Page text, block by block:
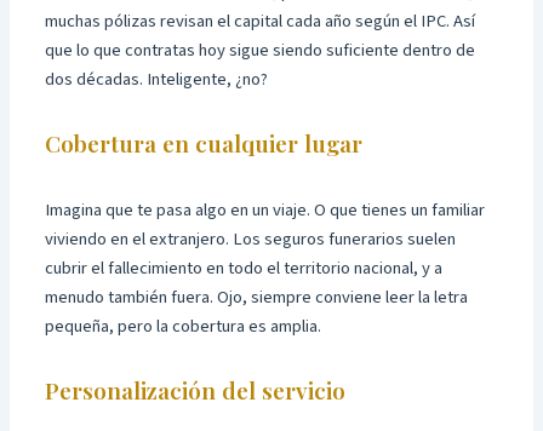
muchas pólizas revisan el capital cada año según el IPC. Así
que lo que contratas hoy sigue siendo suficiente dentro de
dos décadas. Inteligente, ¿no?
Cobertura en cualquier lugar
Imagina que te pasa algo en un viaje. O que tienes un familiar
viviendo en el extranjero. Los seguros funerarios suelen
cubrir el fallecimiento en todo el territorio nacional, y a
menudo también fuera. Ojo, siempre conviene leer la letra
pequeña, pero la cobertura es amplia.
Personalización del servicio